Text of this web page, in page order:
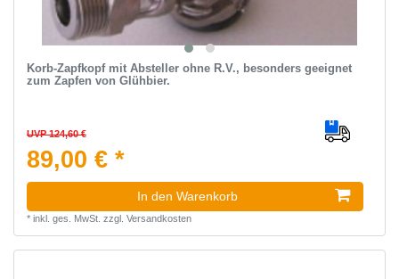
Korb-Zapfkopf mit Absteller ohne R.V., besonders geeignet
zum Zapfen von Glühbier.
UVP 124,60 €
89,00 € *
In den Warenkorb
* inkl. ges. MwSt. zzgl. Versandkosten